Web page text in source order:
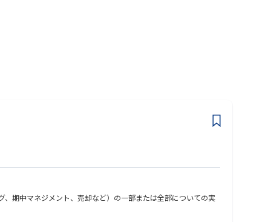
期中マネジメント、売却など）の一部または全部についての実